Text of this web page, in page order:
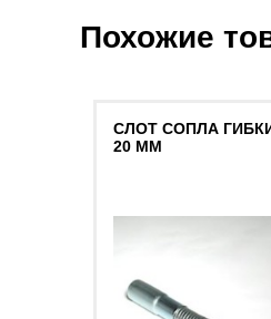
Похожие
СЛОТ СОПЛА
20 ММ